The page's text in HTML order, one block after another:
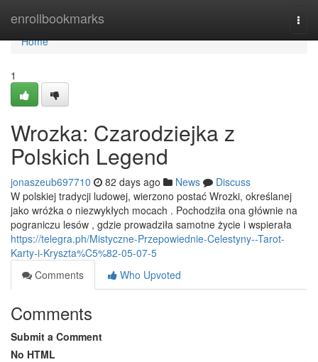
enrollbookmarks
Home
Home
1
Wrozka: Czarodziejka z
Polskich Legend
jonaszeub697710 82 days ago News
Discuss
W polskiej tradycji ludowej, wierzono postać Wrozki, określanej
jako wróżka o niezwykłych mocach . Pochodziła ona głównie na
pograniczu lesów , gdzie prowadziła samotne życie i wspierała
https://telegra.ph/Mistyczne-Przepowiednie-Celestyny--Tarot-
Karty-i-Kryszta%C5%82-05-07-5
Comments
Who Upvoted
Comments
Submit a Comment
No HTML